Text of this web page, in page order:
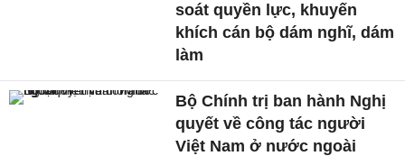
soát quyền lực, khuyến
khích cán bộ dám nghĩ, dám
làm
Bộ Chính trị ban hành Nghị
quyết về công tác người
Việt Nam ở nước ngoài